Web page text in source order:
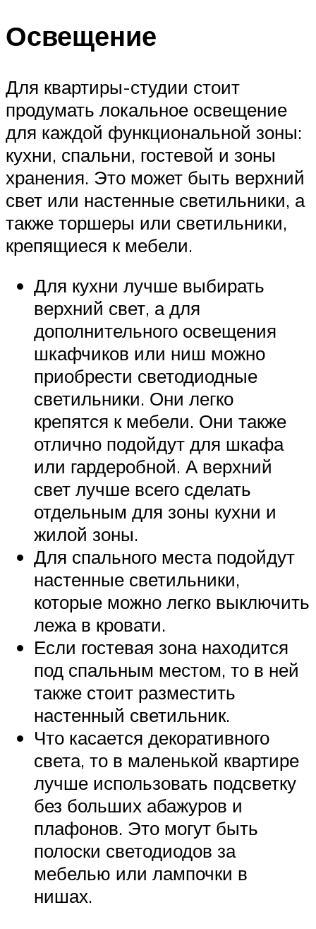
Освещение
Для квартиры-студии стоит
продумать локальное освещение
для каждой функциональной зоны:
кухни, спальни, гостевой и зоны
хранения. Это может быть верхний
свет или настенные светильники, а
также торшеры или светильники,
крепящиеся к мебели.
Для кухни лучше выбирать
верхний свет, а для
дополнительного освещения
шкафчиков или ниш можно
приобрести светодиодные
светильники. Они легко
крепятся к мебели. Они также
отлично подойдут для шкафа
или гардеробной. А верхний
свет лучше всего сделать
отдельным для зоны кухни и
жилой зоны.
Для спального места подойдут
настенные светильники,
которые можно легко выключить
лежа в кровати.
Если гостевая зона находится
под спальным местом, то в ней
также стоит разместить
настенный светильник.
Что касается декоративного
света, то в маленькой квартире
лучше использовать подсветку
без больших абажуров и
плафонов. Это могут быть
полоски светодиодов за
мебелью или лампочки в
нишах.